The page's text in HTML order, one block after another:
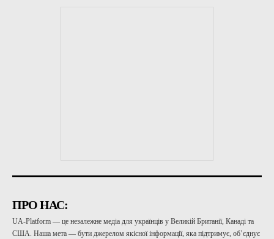
ПРО НАС:
UA-Platform — це незалежне медіа для українців у Великій Британії, Канаді та
США. Наша мета — бути джерелом якісної інформації, яка підтримує, об’єднує